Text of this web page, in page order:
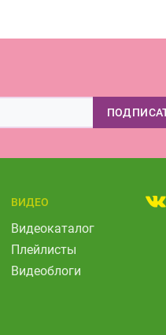
ВИДЕО
Видеокаталог
Плейлисты
Видеоблоги